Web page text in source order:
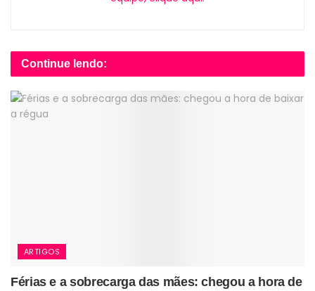
Continue lendo:
ARTIGOS
Férias e a sobrecarga das mães: chegou a hora de